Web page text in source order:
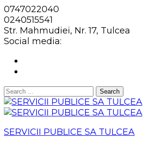
0747022040
0240515541
Str. Mahmudiei, Nr. 17, Tulcea
Social media:
Search
for:
SERVICII PUBLICE SA TULCEA